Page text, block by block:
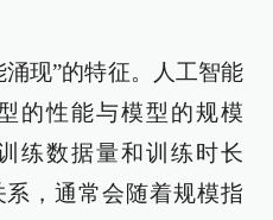
现”的特征。人工智能
的性能与模型的规模
练数据量和训练时长
，通常会随着规模指